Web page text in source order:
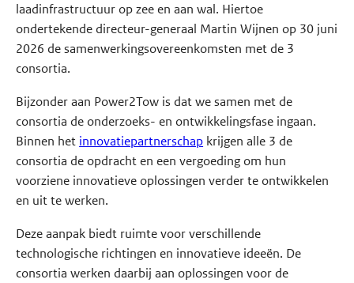
laadinfrastructuur op zee en aan wal. Hiertoe
ondertekende directeur-generaal Martin Wijnen op 30 juni
2026 de samenwerkingsovereenkomsten met de 3
consortia.
Bijzonder aan Power2Tow is dat we samen met de
consortia de onderzoeks- en ontwikkelingsfase ingaan.
Binnen het innovatiepartnerschap krijgen alle 3 de
consortia de opdracht en een vergoeding om hun
voorziene innovatieve oplossingen verder te ontwikkelen
en uit te werken.
Deze aanpak biedt ruimte voor verschillende
technologische richtingen en innovatieve ideeën. De
consortia werken daarbij aan oplossingen voor de